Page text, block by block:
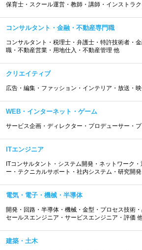
保育士・スクール運営・教師・講師・インストラ
コンサルタント・金融・不動産専門職
コンサルタント・税理士・弁護士・特許技術者・
職・不動産営業・用地仕入・不動産管理 他
クリエイティブ
広告・編集・ファッション・インテリア・放送・
WEB・インターネット・ゲーム
サービス企画・ディレクター・プロデューサー・
ITエンジニア
ITコンサルタント・システム開発・ネットワーク
ー・テクニカルサポート・社内システム・研究開
電気・電子・機械・半導体
開発・回路・半導体・機械・金型・プロセス技術
セールスエンジニア・サービスエンジニア・評価
建築・土木